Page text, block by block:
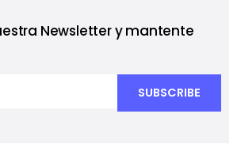
Newsletter y mantente